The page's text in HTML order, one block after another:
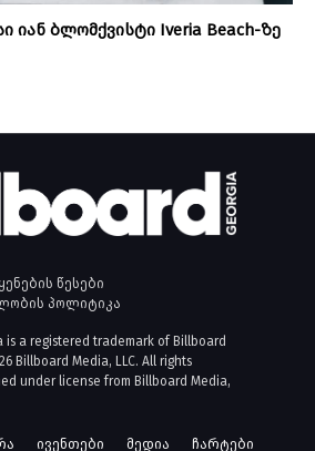
იან ბლომქვისტი Iveria Beach-ზე
წესები
პოლიტიკა
is a registered trademark of Billboard
Billboard Media, LLC. All rights
under license from Billboard Media,
ივენთები მედია ჩარტები